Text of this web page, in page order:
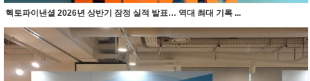
헥토파이낸셜 2026년 상반기 잠정 실적 발표… 역대 최대 기록 ...